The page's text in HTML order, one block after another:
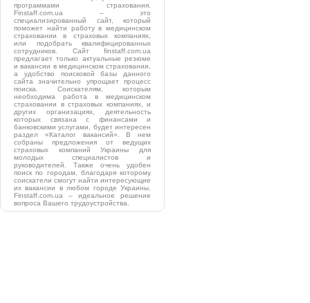
программами страхования.
Finstaff.com.ua – это
специализированный сайт, который
поможет найти работу в медицинском
страховании в страховых компаниях,
или подобрать квалифицированных
сотрудников. Сайт finstaff.com.ua
предлагает только актуальные резюме
и вакансии в медицинском страховании,
а удобство поисковой базы данного
сайта значительно упрощает процесс
поиска. Соискателям, которым
необходима работа в медицинском
страховании в страховых компаниях, и
других организациях, деятельность
которых связана с финансами и
банковскими услугами, будет интересен
раздел «Каталог вакансий». В нем
собраны предложения от ведущих
страховых компаний Украины для
молодых специалистов и
руководителей. Также очень удобен
поиск по городам, благодаря которому
соискатели смогут найти интересующие
их вакансии в любом городе Украины.
Finstaff.com.ua – идеальное решение
вопроса Вашего трудоустройства.